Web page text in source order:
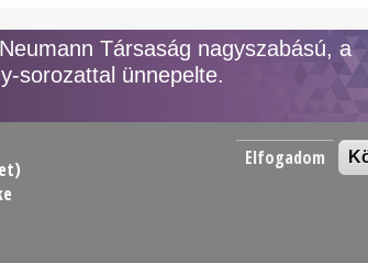
Társaság nagyszabású, a
sorozattal ünnepelte.
Elfogadom